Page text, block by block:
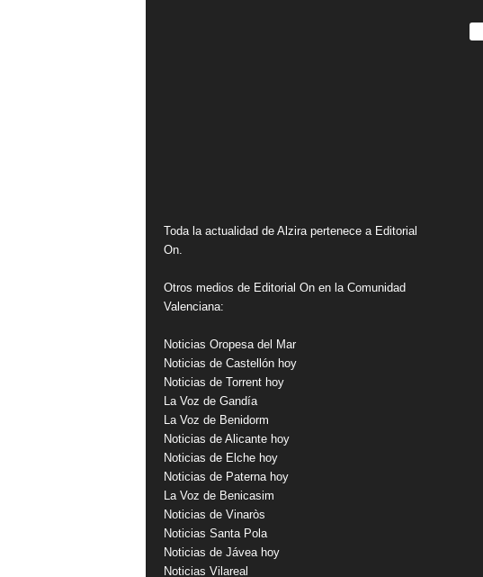
Toda la actualidad de Alzira pertenece a Editorial
On.
Otros medios de Editorial On en la Comunidad
Valenciana:
Noticias Oropesa del Mar
Noticias de Castellón hoy
Noticias de Torrent hoy
La Voz de Gandía
La Voz de Benidorm
Noticias de Alicante hoy
Noticias de Elche hoy
Noticias de Paterna hoy
La Voz de Benicasim
Noticias de Vinaròs
Noticias Santa Pola
Noticias de Jávea hoy
Noticias Vilareal